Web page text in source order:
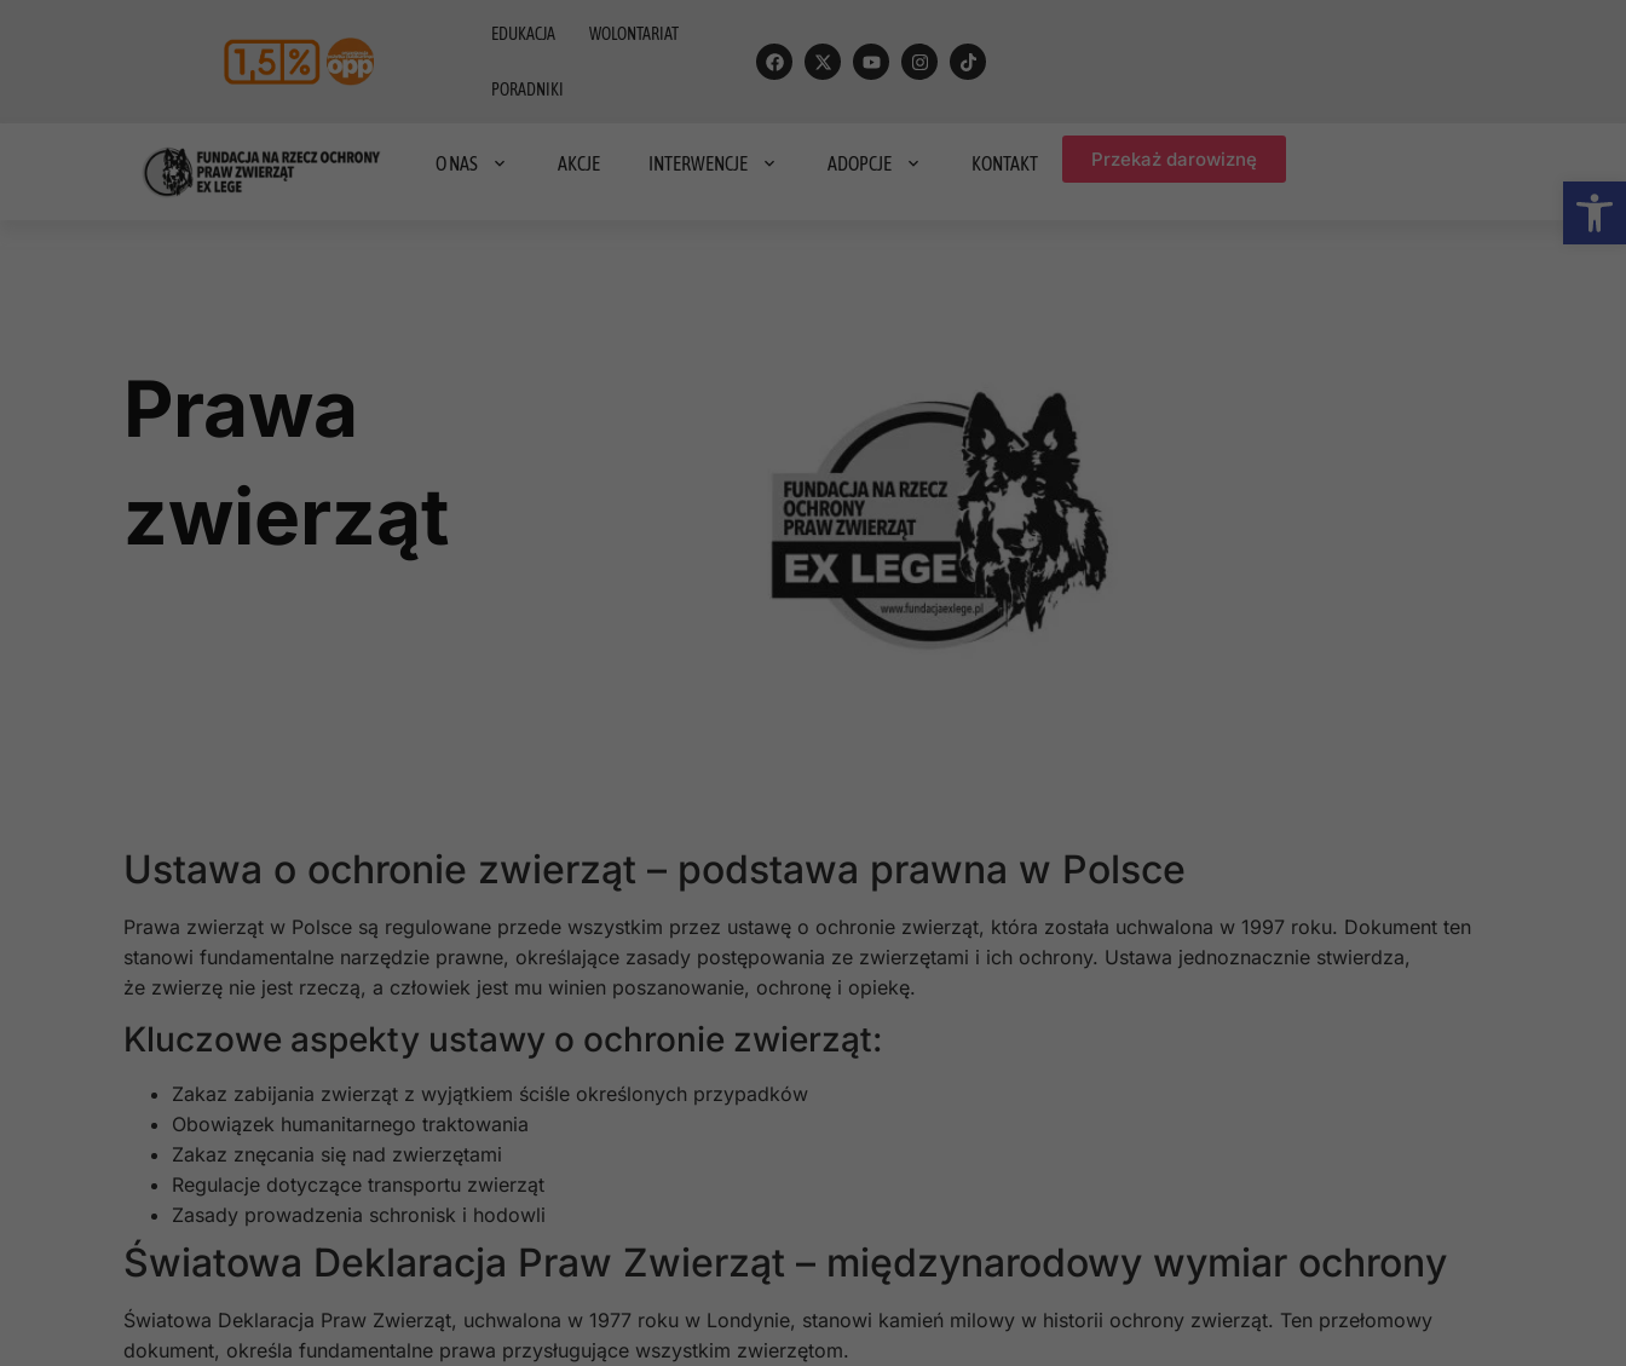
EDUKACJA WOLONTARIAT
PORADNIKI
O NAS AKCJE INTERWENCJE ADOPCJE KONTAKT Przekaż darowiznę
Prawa
zwierząt
Ustawa o ochronie zwierząt – podstawa prawna w Polsce
Prawa zwierząt w Polsce są regulowane przede wszystkim przez ustawę o ochronie zwierząt, która została uchwalona w 1997 roku. Dokument ten
stanowi fundamentalne narzędzie prawne, określające zasady postępowania ze zwierzętami i ich ochrony. Ustawa jednoznacznie stwierdza,
że zwierzę nie jest rzeczą, a człowiek jest mu winien poszanowanie, ochronę i opiekę.
Kluczowe aspekty ustawy o ochronie zwierząt:
Zakaz zabijania zwierząt z wyjątkiem ściśle określonych przypadków
Obowiązek humanitarnego traktowania
Zakaz znęcania się nad zwierzętami
Regulacje dotyczące transportu zwierząt
Zasady prowadzenia schronisk i hodowli
Światowa Deklaracja Praw Zwierząt – międzynarodowy wymiar ochrony
Światowa Deklaracja Praw Zwierząt, uchwalona w 1977 roku w Londynie, stanowi kamień milowy w historii ochrony zwierząt. Ten przełomowy
dokument, określa fundamentalne prawa przysługujące wszystkim zwierzętom.